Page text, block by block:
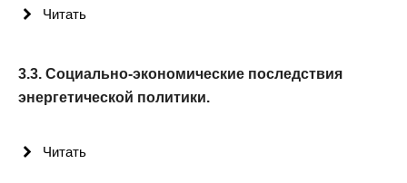
Читать
3.3. Социально-экономические последствия
энергетической политики.
Читать